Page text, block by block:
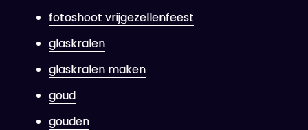
fotoshoot vrijgezellenfeest
glaskralen
glaskralen maken
goud
gouden